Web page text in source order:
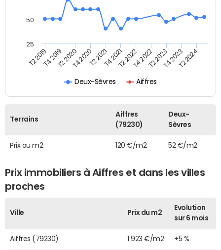
Deux-Sèvres Aiffres
T2 2019T4 2019T2 2020T4 2020T2 2021T4 2021T2 2022T4 2022T2 2023T4 2023T2 2024
25
50
Terrains
Aiffres
(79230)
Deux-
Sèvres
Prix au m2 120 €/m2 52 €/m2
Prix immobiliers à Aiffres et dans les villes
proches
Ville Prix du m2
Evolution
sur 6 mois
Aiffres (79230) 1 923 €/m2 +5 %